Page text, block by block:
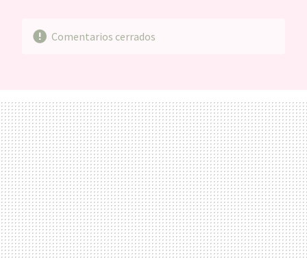
Comentarios cerrados